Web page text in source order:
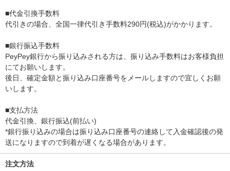
■代金引換手数料
代引きの場合、全国一律代引き手数料290円(税込)がかかります。
■銀行振込手数料
PeyPey銀行から振り込みされる方は、振り込み手数料はお客様負担
にてお願いします。
後日、確定金額と振り込み口座番号をメールしますので宜しくお願
いします。
■支払方法
代金引換、銀行振込(前払い)
*銀行振り込みの場合は振り込み口座番号の連絡して入金確認後の発
送になりますので到着が遅くなる場合があります。
注文方法